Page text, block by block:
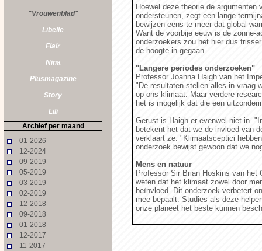
"Vrouwenblad"
Libelle
Flair
Nina
Plusmagazine
Story
Lili
Archief per maand
01-2026
12-2024
09-2019
05-2019
03-2019
02-2019
12-2018
09-2018
01-2018
12-2017
11-2017
Hoewel deze theorie de
ondersteunen, zegt een lange-
bewijzen eens te meer dat global
Want de voorbije eeuw is de zonne-
onderzoekers zou het hier dus
de hoogte in gegaan.
"Langere periodes onderzoeken"
Professor Joanna Haigh van het
"De resultaten stellen alles in vraag
op ons klimaat. Maar verdere
het is mogelijk dat die een
Gerust is Haigh er evenwel niet in.
betekent het dat we de invloed van
verklaart ze. "Klimaatsceptici
onderzoek bewijst gewoon dat we
Mens en natuur
Professor Sir Brian Hoskins van het
weten dat het klimaat zowel door
beïnvloed. Dit onderzoek verbetert
mee bepaalt. Studies als deze
onze planeet het beste kunnen